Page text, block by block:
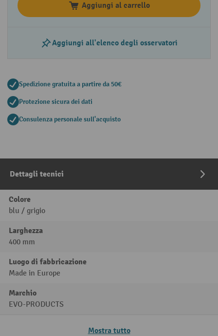
Aggiungi al carrello
Aggiungi all'elenco degli osservatori
Spedizione gratuita a partire da 50€
Protezione sicura dei dati
Consulenza personale sull'acquisto
Dettagli tecnici
Colore
blu / grigio
Larghezza
400 mm
Luogo di fabbricazione
Made in Europe
Marchio
EVO-PRODUCTS
Mostra tutto